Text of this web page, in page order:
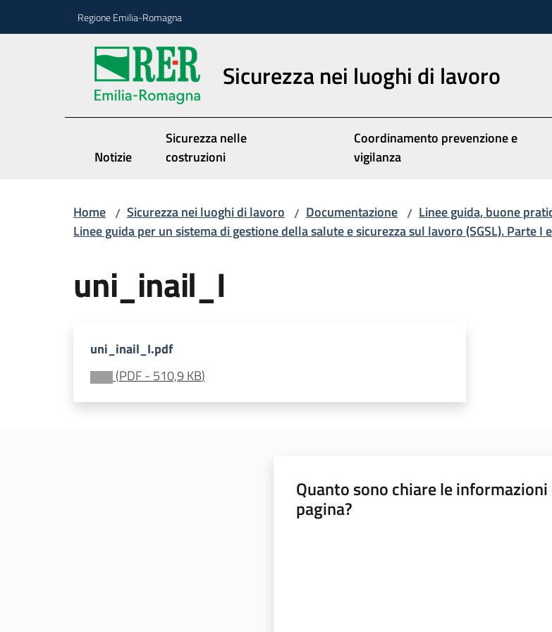
Regione Emilia-Romagna
Sicurezza nei luoghi di lavoro
Notizie
Sicurezza nelle
costruzioni
Coordinamento prevenzione e
vigilanza
Home / Sicurezza nei luoghi di lavoro / Documentazione / Linee guida, buone
Linee guida per un sistema di gestione della salute e sicurezza sul lavoro (SGSL). Parte I
uni_inail_I
uni_inail_I.pdf
(PDF- 510,9 KB)
Quanto sono chiare le
pagina?